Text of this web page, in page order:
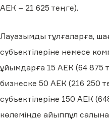
АЕК – 21 625 теңге).
Лауазымды тұлғаларға,
субъектілеріне немесе
ұйымдарға 15 АЕК (64 875
бизнеске 50 АЕК (216 250
субъектілеріне 150 АЕК
көлемінде айыппұл